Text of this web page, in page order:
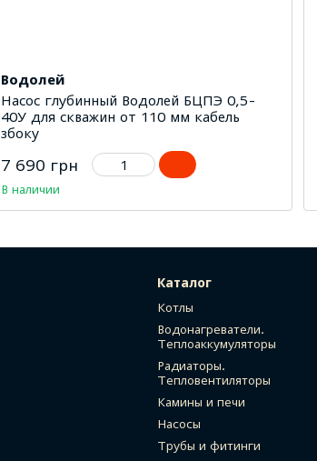
Водолей
Насос глубинный Водолей БЦПЭ 0,5-
40У для скважин от 110 мм кабель
збоку
7 690 грн
В наличии
Каталог
Котлы
Водонагреватели.
Теплоаккумуляторы
Радиаторы.
Тепловентиляторы
Камины и печи
Насосы
Трубы и фитинги